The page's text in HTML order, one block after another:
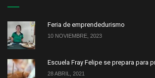
Feria de emprendedurismo
10 NOVIEMBRE, 2023
Escuela Fray Felipe se prepara para
28 ABRIL, 2021